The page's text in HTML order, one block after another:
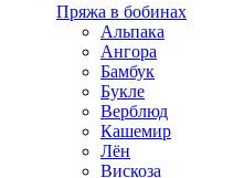
Пряжа в бобинах
Альпака
Ангора
Бамбук
Букле
Верблюд
Кашемир
Лён
Вискоза